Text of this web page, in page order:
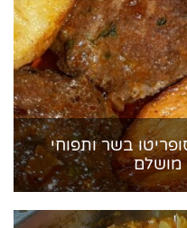
בשר ותפוחי
מושלם